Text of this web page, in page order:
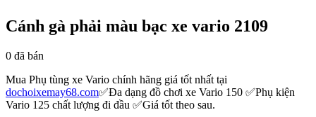
Cánh gà phải màu bạc xe vario 2109
0 đã bán
Mua Phụ tùng xe Vario chính hãng giá tốt nhất tại
dochoixemay68.com✅Đa dạng đồ chơi xe Vario 150 ✅Phụ kiện
Vario 125 chất lượng đi đầu ✅Giá tốt theo sau.